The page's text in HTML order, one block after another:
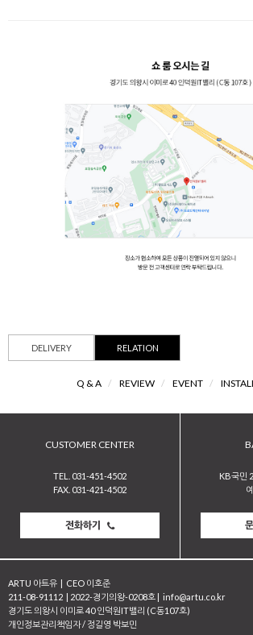
DELIVERY RELATION
Q & A / REVIEW / EVENT /
CUSTOMER CENTER
TEL. 031-451-4502
FAX. 031-421-4502
전화하기
KB국민
ARTU 아트유
CEO 이호준
211-08-91112
2022-경기의왕-0208호
info@artu.co.kr
경기도 의왕시 이미로 40 인덕원IT밸리 (C동107호)
개인정보관리책임자 / 정길영 박보민